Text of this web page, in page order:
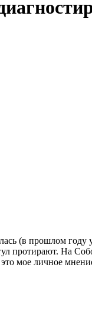
(в прошлом
протирают. На
мое личное